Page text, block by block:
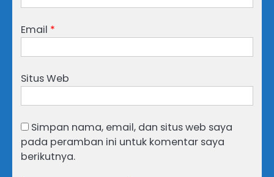
Email *
Situs Web
Simpan nama, email, dan situs web saya
pada peramban ini untuk komentar saya
berikutnya.